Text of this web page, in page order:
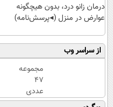
درمان زانو درد، بدون هیچگونه
عوارض در منزل (◂پرسش‌نامه)
از سراسر وب
مجموعه
47
عددی
دریل